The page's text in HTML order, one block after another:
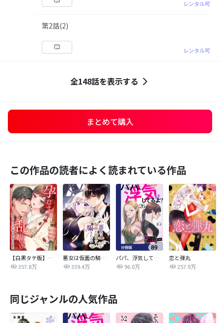
レンタル可
第2話(2)
レンタル可
全148話を表示する
まとめて購入
この作品の読者によく読まれている作品
【白黒タテ版】孕むまで乱れいけ～身代わり花嫁と軍服の猛愛
357.8万
悪女は仮面の騎士に騙されない
339.4万
パパ、浮気してるよ？娘と二人でクズ夫を捨てます【分冊版】
96.0万
恋と弾丸
257.9万
同じジャンルの人気作品